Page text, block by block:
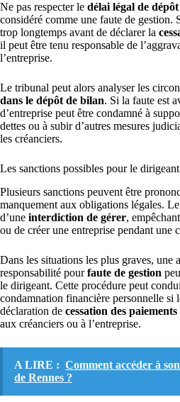
Ne pas respecter le délai légal de
considéré comme une faute de gestion.
trop longtemps avant de déclarer la
il peut être tenu responsable de
l’entreprise.
Le tribunal peut alors analyser les
dans le dépôt de bilan. Si la faute est
d’entreprise peut être condamné à
dettes ou à subir d’autres mesures
les créanciers.
Les sanctions possibles pour le dirigeant
Plusieurs sanctions peuvent être
manquement aux obligations légales.
d’une interdiction de gérer,
ou de créer une entreprise pendant une
Dans les situations les plus graves, une
responsabilité pourfaute de gestion
le dirigeant. Cette procédure peut
condamnation financière personnelle si
déclaration de cessation des paiements
aux créanciers ou à l’entreprise.
A LIRE : Comment accéder à
de Rennes ?